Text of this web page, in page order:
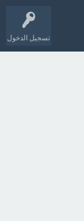
تسجيل الدخول